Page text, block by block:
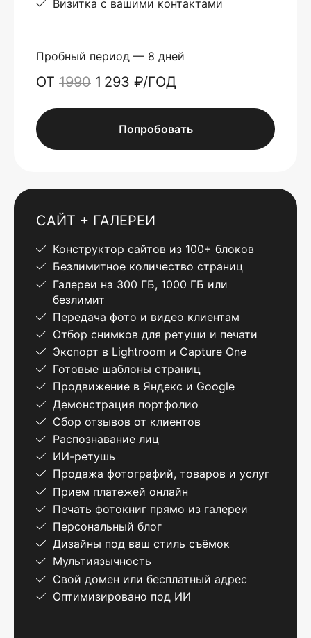
Визитка с вашими контактами
Пробный период — 8 дней
ОТ 1990 1 293 ₽/ГОД
Попробовать
САЙТ + ГАЛЕРЕИ
Конструктор сайтов из 100+ блоков
Безлимитное количество страниц
Галереи на 300 ГБ, 1000 ГБ или
безлимит
Передача фото и видео клиентам
Отбор снимков для ретуши и печати
Экспорт в Lightroom и Capture One
Готовые шаблоны страниц
Продвижение в Яндекс и Google
Демонстрация портфолио
Сбор отзывов от клиентов
Распознавание лиц
ИИ-ретушь
Продажа фотографий, товаров и услуг
Прием платежей онлайн
Печать фотокниг прямо из галереи
Персональный блог
Дизайны под ваш стиль съёмок
Мультиязычность
Свой домен или бесплатный адрес
Оптимизировано под ИИ